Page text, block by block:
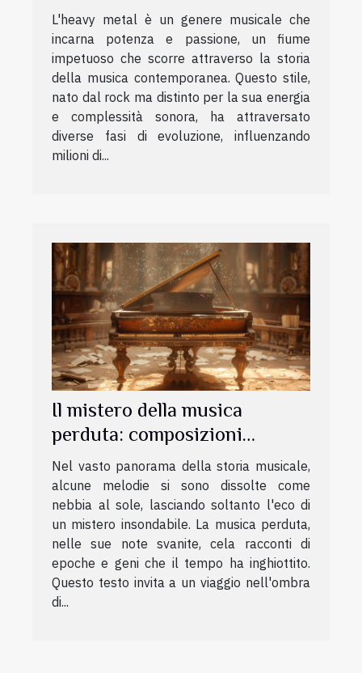
L'heavy metal è un genere musicale che
incarna potenza e passione, un fiume
impetuoso che scorre attraverso la storia
della musica contemporanea. Questo stile,
nato dal rock ma distinto per la sua energia
e complessità sonora, ha attraversato
diverse fasi di evoluzione, influenzando
milioni di...
Il mistero della musica
perduta: composizioni
scomparse nel tempo
Nel vasto panorama della storia musicale,
alcune melodie si sono dissolte come
nebbia al sole, lasciando soltanto l'eco di
un mistero insondabile. La musica perduta,
nelle sue note svanite, cela racconti di
epoche e geni che il tempo ha inghiottito.
Questo testo invita a un viaggio nell'ombra
di...